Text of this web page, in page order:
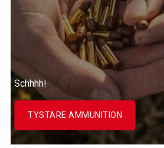
Schhhh!
TYSTARE AMMUNITION